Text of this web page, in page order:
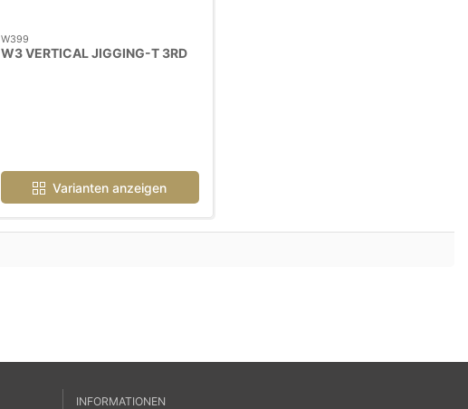
W399
W3 VERTICAL JIGGING-T 3RD
Varianten anzeigen
INFORMATIONEN